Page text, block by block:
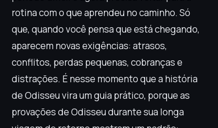
rotina com o que aprendeu no caminho. Só
que, quando você pensa que está chegando,
aparecem novas exigências: atrasos,
conflitos, perdas pequenas, cobranças e
distrações. É nesse momento que a história
de Odisseu vira um guia prático, porque as
provações de Odisseu durante sua longa